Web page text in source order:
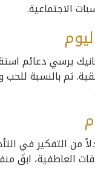
الاجتماعية.
يرسي دعائم
ثم بالنسبة
من التفكير في
العاطفية، ابقَ